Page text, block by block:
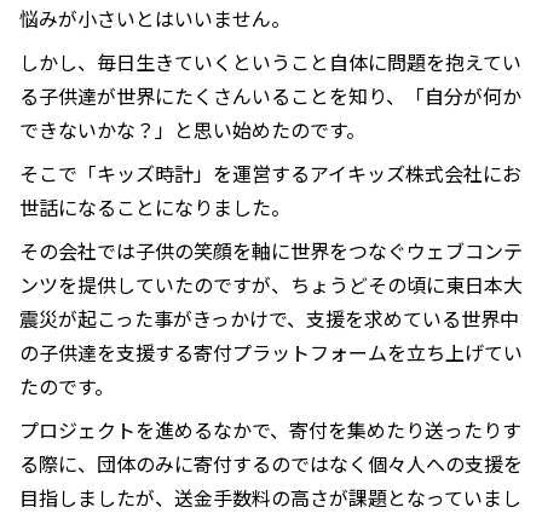
悩みが小さいとはいいません。
しかし、毎日生きていくということ自体に問題を抱えてい
る子供達が世界にたくさんいることを知り、「自分が何か
できないかな？」と思い始めたのです。
そこで「キッズ時計」を運営するアイキッズ株式会社にお
世話になることになりました。
その会社では子供の笑顔を軸に世界をつなぐウェブコンテ
ンツを提供していたのですが、ちょうどその頃に東日本大
震災が起こった事がきっかけで、支援を求めている世界中
の子供達を支援する寄付プラットフォームを立ち上げてい
たのです。
プロジェクトを進めるなかで、寄付を集めたり送ったりす
る際に、団体のみに寄付するのではなく個々人への支援を
目指しましたが、送金手数料の高さが課題となっていまし